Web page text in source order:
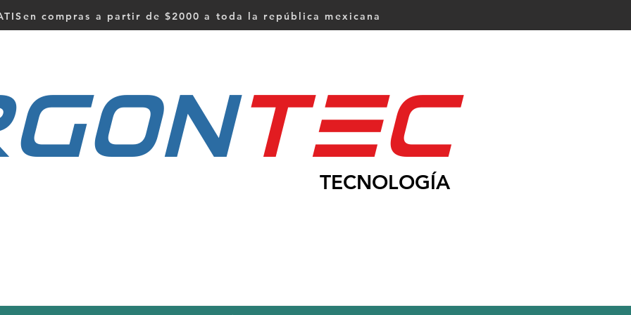
compras a partir de $2000 a toda la república mexicana
tEc
TECNOLOGÍA